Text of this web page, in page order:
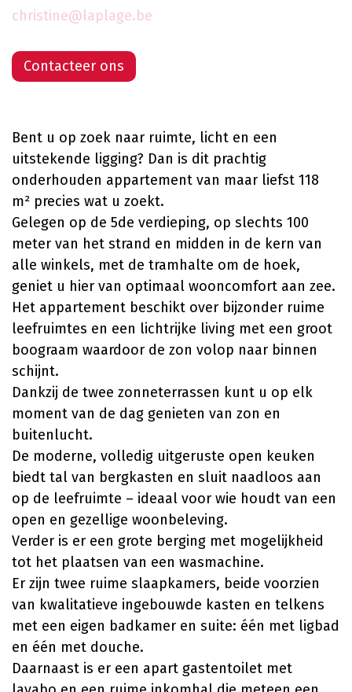
christine@laplage.be
Contacteer ons
Bent u op zoek naar ruimte, licht en een
uitstekende ligging? Dan is dit prachtig
onderhouden appartement van maar liefst 118
m² precies wat u zoekt.
Gelegen op de 5de verdieping, op slechts 100
meter van het strand en midden in de kern van
alle winkels, met de tramhalte om de hoek,
geniet u hier van optimaal wooncomfort aan zee.
Het appartement beschikt over bijzonder ruime
leefruimtes en een lichtrijke living met een groot
boograam waardoor de zon volop naar binnen
schijnt.
Dankzij de twee zonneterrassen kunt u op elk
moment van de dag genieten van zon en
buitenlucht.
De moderne, volledig uitgeruste open keuken
biedt tal van bergkasten en sluit naadloos aan
op de leefruimte – ideaal voor wie houdt van een
open en gezellige woonbeleving.
Verder is er een grote berging met mogelijkheid
tot het plaatsen van een wasmachine.
Er zijn twee ruime slaapkamers, beide voorzien
van kwalitatieve ingebouwde kasten en telkens
met een eigen badkamer en suite: één met ligbad
en één met douche.
Daarnaast is er een apart gastentoilet met